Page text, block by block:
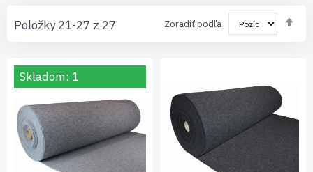
Položky21-27 z 27 Zoradiť podľa
Skladom: 1